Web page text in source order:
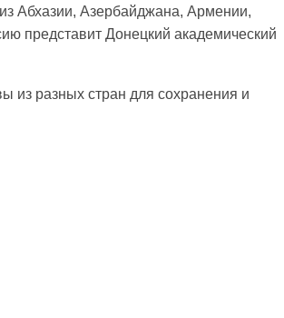
Абхазии, Азербайджана, Армении,
представит Донецкий академический
из разных стран для сохранения и